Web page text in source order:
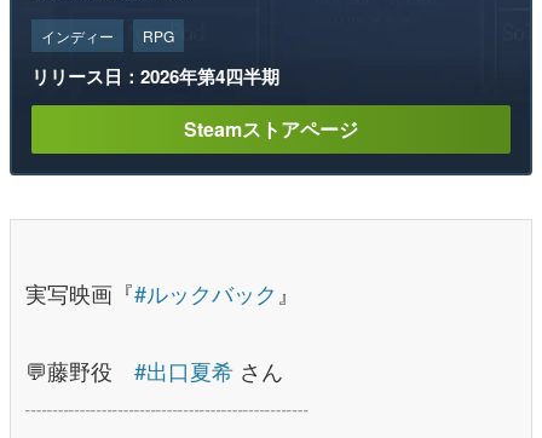
インディー RPG
リリース日：2026年第4四半期
Steamストアページ
実写映画『#ルックバック 』
💬藤野役 #出口夏希 さん
┈┈┈┈┈┈┈┈┈┈┈┈┈